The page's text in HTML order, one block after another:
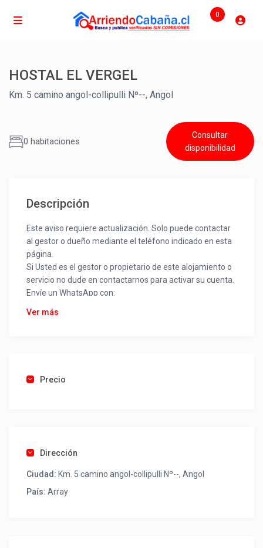
0
HOSTAL EL VERGEL
Km. 5 camino angol-collipulli Nº--, Angol
0 habitaciones
Consultar
disponibilidad
Descripción
Este aviso requiere actualización. Solo puede contactar
al gestor o dueño mediante el teléfono indicado en esta
página.
Si Usted es el gestor o propietario de este alojamiento o
servicio no dude en contactarnos para activar su cuenta.
Envíe un WhatsApp con:
Nombre alojamiento o servicio
Una foto de cuenta de luz o agua o gas que acredite
como un profesional sin COMISIONES ni ESTAFAS.
Tel contacto propiedad:+56452712403
Ver más
Precio
Dirección
Ciudad: Km. 5 camino angol-collipulli Nº--, Angol
País: Array